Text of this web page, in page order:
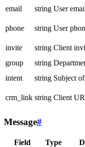
email
string User
phone
string User
invite
string Client
group
string
intent
string Subject
crm_link string Client
Message#
Field Type